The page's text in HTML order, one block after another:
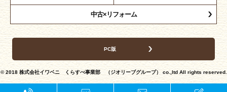
中古×リフォーム
PC版
© 2018 株式会社イワベニ くらすべ事業部 （ジオリーブグループ） co.,ltd All rights reserved.